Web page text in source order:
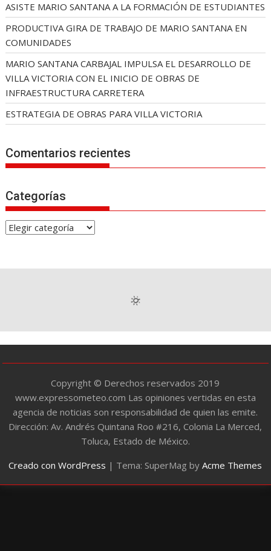
ASISTE MARIO SANTANA A LA FORMACIÓN DE ESTUDIANTES
PRODUCTIVA GIRA DE TRABAJO DE MARIO SANTANA EN
COMUNIDADES
MARIO SANTANA CARBAJAL IMPULSA EL DESARROLLO DE
VILLA VICTORIA CON EL INICIO DE OBRAS DE
INFRAESTRUCTURA CARRETERA
ESTRATEGIA DE OBRAS PARA VILLA VICTORIA
Comentarios recientes
Categorías
C
e
í
a
Copyright © Derechos reservados 2019
www.expressometeo.com Las opiniones vertidas en esta
agencia de noticias son responsabilidad de quien las emite.
Dirección: Av. Andrés Quintana Roo #216, Colonia La Merced,
Toluca, Estado de México.
Creado con WordPress | Tema: SuperMag byAcme Themes